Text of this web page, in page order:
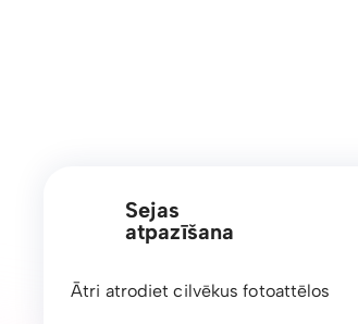
Sejas
atpazīšana
Ātri atrodiet cilvēkus fotoattēlos